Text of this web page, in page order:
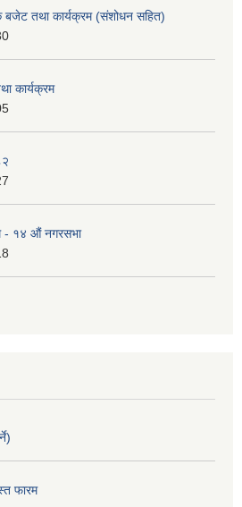
तथा कार्यक्रम (संशोधन सहित)
कार्यक्रम
- १४ औं नगरसभा
फारम